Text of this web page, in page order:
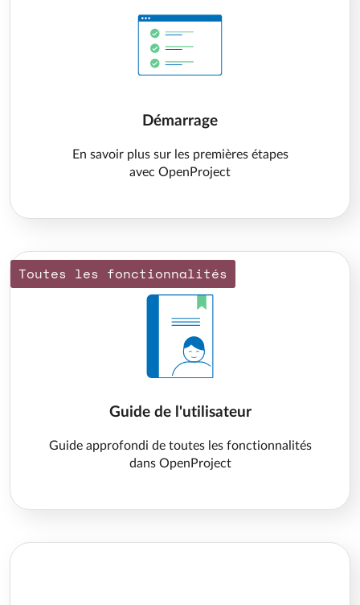
Démarrage
En savoir plus sur les premières étapes
avec OpenProject
Toutes les fonctionnalités
Guide de l'utilisateur
Guide approfondi de toutes les fonctionnalités
dans OpenProject